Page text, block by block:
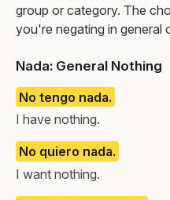
group or category. The
you're negating in general
Nada: General Nothing
No tengo nada.
I have nothing.
No quiero nada.
I want nothing.